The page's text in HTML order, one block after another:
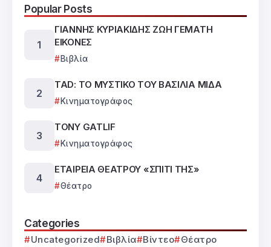
Popular Posts
ΓΙΑΝΝΗΣ ΚΥΡΙΑΚΙΔΗΣ ΖΩΗ ΓΕΜΑΤΗ
ΕΙΚΟΝΕΣ
Βιβλία
TAD: ΤΟ ΜΥΣΤΙΚΟ ΤΟΥ ΒΑΣΙΛΙΑ ΜΙΔΑ
Κινηματογράφος
TONY GATLIF
Κινηματογράφος
ΕΤΑΙΡΕΙΑ ΘΕΑΤΡΟΥ «ΣΠΙΤΙ ΤΗΣ»
Θέατρο
Categories
Uncategorized Βιβλία Βίντεο
Θέατρο